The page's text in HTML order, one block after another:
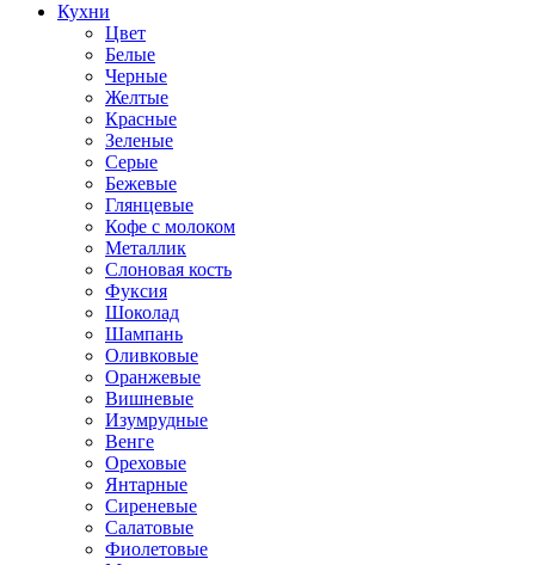
Кухни
Цвет
Белые
Черные
Желтые
Красные
Зеленые
Серые
Бежевые
Глянцевые
Кофе с молоком
Металлик
Слоновая кость
Фуксия
Шоколад
Шампань
Оливковые
Оранжевые
Вишневые
Изумрудные
Венге
Ореховые
Янтарные
Сиреневые
Салатовые
Фиолетовые